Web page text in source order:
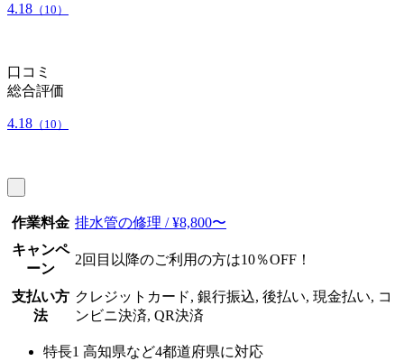
4.18 （10）
口コミ
総合評価
4.18 （10）
作業料金 排水管の修理 / ¥8,800〜
キャンペ
ーン
2回目以降のご利用の方は10％OFF！
支払い方
法
クレジットカード, 銀行振込, 後払い, 現金払い, コ
ンビニ決済, QR決済
特長1 高知県など4都道府県に対応